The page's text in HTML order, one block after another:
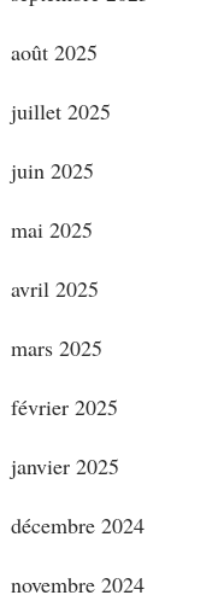
août 2025
juillet 2025
juin 2025
mai 2025
avril 2025
mars 2025
février 2025
janvier 2025
décembre 2024
novembre 2024